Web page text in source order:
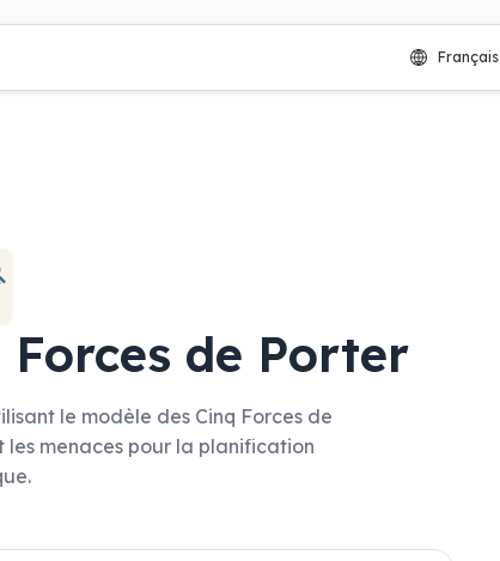
Français
de Porter
le modèle des Cinq Forces de
menaces pour la planification